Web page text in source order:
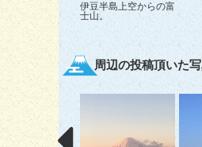
伊豆半島上空からの富
士山。
周辺の投稿頂いた